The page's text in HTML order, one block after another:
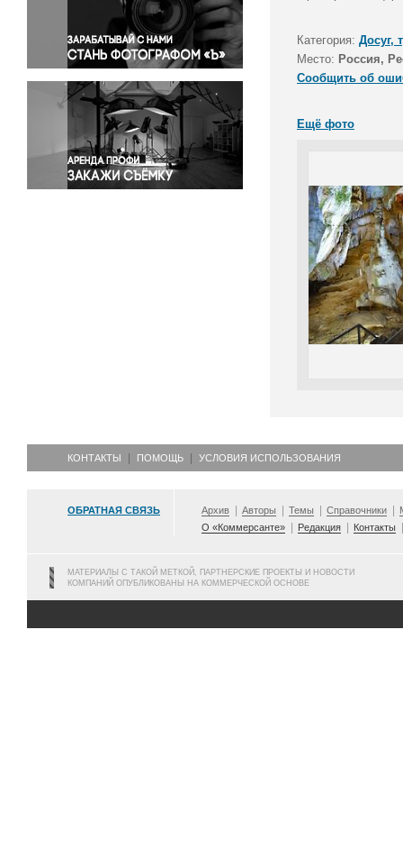
Правосудие
Происшествия и конфликты
Религия
Светская жизнь
Спорт
Экология
Экономика и бизнес
Категория: Досуг,
Место: Россия,
Сообщить об
Ещё фото
КОНТАКТЫ ПОМОЩЬ УСЛОВИЯ ИСПОЛЬЗОВАНИЯ
ОБРАТНАЯ СВЯЗЬ Архив Авторы Темы Справочники
О «Коммерсанте»
Редакция Контакты
МАТЕРИАЛЫ С ТАКОЙ МЕТКОЙ, ПАРТНЕРСКИЕ ПРОЕКТЫ И НОВОСТИ
КОМПАНИЙ ОПУБЛИКОВАНЫ НА КОММЕРЧЕСКОЙ ОСНОВЕ